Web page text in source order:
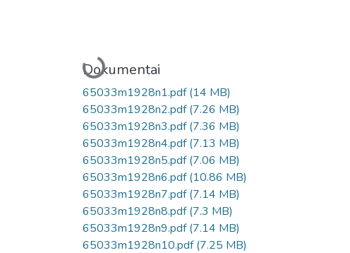
Įkeliama...
Dokumentai
65033m1928n1.pdf(14 MB)
65033m1928n2.pdf(7.26 MB)
65033m1928n3.pdf(7.36 MB)
65033m1928n4.pdf(7.13 MB)
65033m1928n5.pdf(7.06 MB)
65033m1928n6.pdf(10.86 MB)
65033m1928n7.pdf(7.14 MB)
65033m1928n8.pdf(7.3 MB)
65033m1928n9.pdf(7.14 MB)
65033m1928n10.pdf(7.25 MB)